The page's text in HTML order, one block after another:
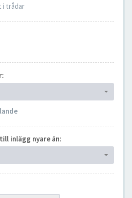
i trådar
inlägg nyare än: